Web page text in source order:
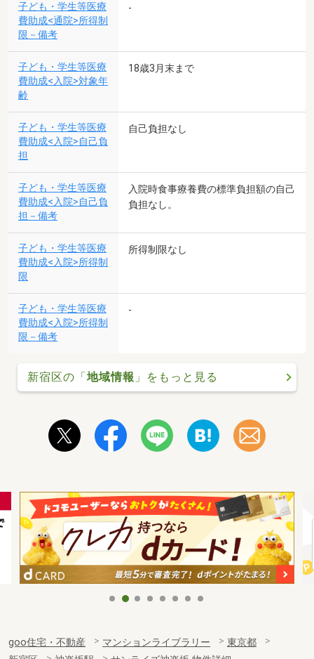
子ども・学生等医療
費助成<通院>所得制
限－備考
-
子ども・学生等医療
費助成<入院>対象年
齢
18歳3月末まで
子ども・学生等医療
費助成<入院>自己負
担
自己負担なし
子ども・学生等医療
費助成<入院>自己負
担－備考
入院時食事療養費の標準負担額の自己
負担なし。
子ども・学生等医療
費助成<入院>所得制
限
所得制限なし
子ども・学生等医療
費助成<入院>所得制
限－備考
-
新宿区の「地域情報 」をもっと見る
goo住宅・不動産 マンションライブラリー
東京都